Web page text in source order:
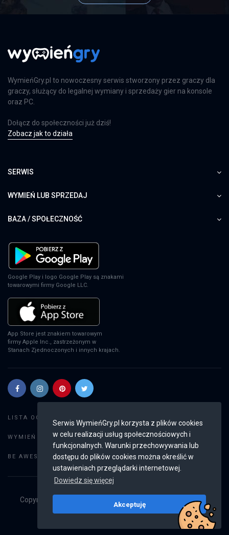
Serwis WymieńGry.pl korzysta z plików cookies
w celu realizacji usług społecznościowych i
funkcjonalnych. Warunki przechowywania lub
dostępu do plików cookies można określić w
ustawieniach przeglądarki internetowej.
Dowiedz się więcej
Akceptuję
WymieńGry.pl to nowoczesny serwis stworzony przez graczy dla
graczy, służący do legalnej wymiany i sprzedaży gier na konsole
oraz PC.
Dołącz do społeczności już dziś!
Zobacz jak to działa
SERWIS
WYMIEŃ LUB SPRZEDAJ
BAZA / SPOŁECZNOŚĆ
Google Play i logo Google Play są znakami
towarowymi firmy Google LLC.
App Store jest znakiem towarowym
firmy Apple Inc., zastrzeżonym w
Stanach Zjednoczonych i innych krajach.
LISTA OGŁOSZEŃ:
WYMIEŃ GRY: Dodaj ogłoszenie
BE AWESOME: Weryfikacja konta
Copyright © 2019 - 2026
Wszystkie prawa
v2.8.4